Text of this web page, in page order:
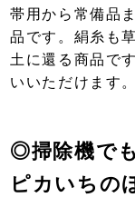
帯用から常備品
品です。絹糸も
土に還る商品で
いいただけます。
◎掃除機で
ピカいちの